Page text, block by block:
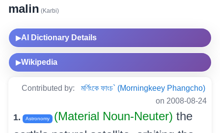
malin (Karbi)
▶AI Dictionary Details
▶Wikipedia
Contributed by:
মৰ্ণিংকে ফাংচ` (Morningkeey Phangcho)
on 2008-08-24
1. Astronomy (Material Noun-Neuter) the